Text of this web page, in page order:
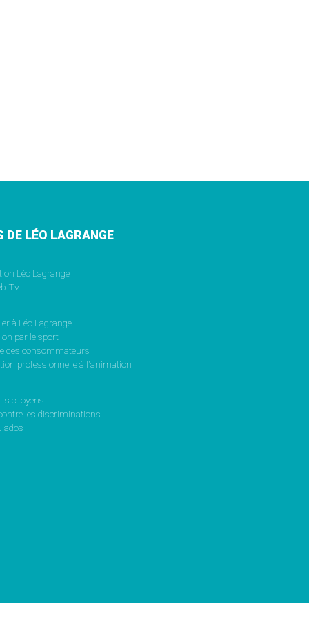
DE LÉO LAGRANGE
Léo Lagrange
à Léo Lagrange
par le sport
des consommateurs
professionnelle à l'animation
citoyens
les discriminations
ados